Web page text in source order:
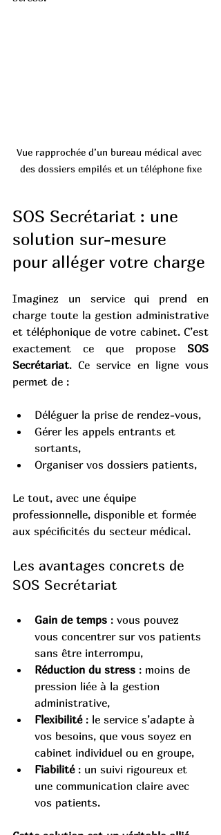
Vue rapprochée d’un bureau médical avec
des dossiers empilés et un téléphone fixe
SOS Secrétariat : une
solution sur-mesure
pour alléger votre charge
Imaginez un service qui prend en
charge toute la gestion administrative
et téléphonique de votre cabinet. C’est
exactement ce que propose SOS
Secrétariat. Ce service en ligne vous
permet de :
Déléguer la prise de rendez-vous,
Gérer les appels entrants et
sortants,
Organiser vos dossiers patients,
Le tout, avec une équipe
professionnelle, disponible et formée
aux spécificités du secteur médical.
Les avantages concrets de
SOS Secrétariat
Gain de temps : vous pouvez
vous concentrer sur vos patients
sans être interrompu,
Réduction du stress : moins de
pression liée à la gestion
administrative,
Flexibilité : le service s’adapte à
vos besoins, que vous soyez en
cabinet individuel ou en groupe,
Fiabilité : un suivi rigoureux et
une communication claire avec
vos patients.